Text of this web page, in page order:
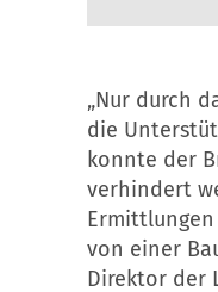
„Nur durch
die
konnte der
verhindert
von einer
Direktor der